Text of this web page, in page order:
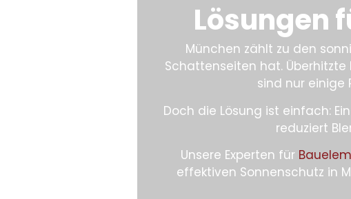
Lösungen
München zählt zu den
Schattenseiten hat.
sind nur einige
Doch die Lösung ist einfach:
reduziert
Unsere Experten für
effektiven Sonnenschutz in